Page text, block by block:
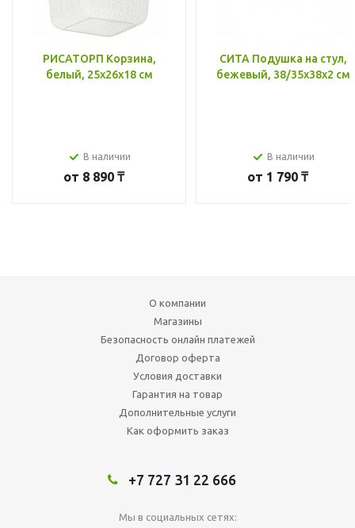
РИСАТОРП Корзина,
белый, 25x26x18 см
В наличии
от 8 890 ₸
СИТА Подушка на стул,
бежевый, 38/35x38x2 см
В наличии
от 1 790 ₸
О компании
Магазины
Безопасность онлайн платежей
Договор оферта
Условия доставки
Гарантия на товар
Дополнительные услуги
Как оформить заказ
+7 727 31 22 666
Мы в социальных сетях: